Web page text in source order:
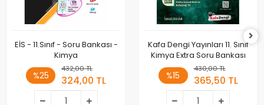
EİS - 11.Sınıf - Soru Bankası -
Kimya
%25
432,00 TL
324,00 TL
Kafa Dengi Yayınları 11. Sınıf
Kimya Extra Soru Bankası
%15
430,00 TL
365,50 TL